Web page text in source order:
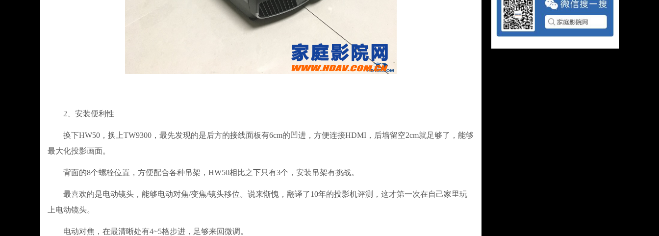
2、安装便利性
换下HW50，换上TW9300，最先发现的是后方的接线面板有6cm的凹进，方便连接HDMI，后墙留空2cm就足够了，能够
最大化投影画面。
背面的8个螺栓位置，方便配合各种吊架，HW50相比之下只有3个，安装吊架有挑战。
最喜欢的是电动镜头，能够电动对焦/变焦/镜头移位。说来惭愧，翻译了10年的投影机评测，这才第一次在自己家里玩
上电动镜头。
电动对焦，在最清晰处有4~5格步进，足够来回微调。